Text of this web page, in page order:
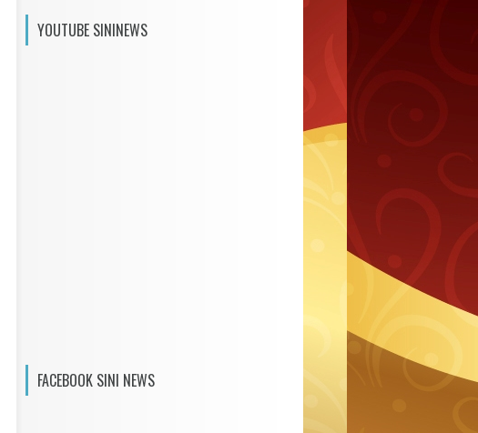
YOUTUBE SININEWS
FACEBOOK SINI NEWS